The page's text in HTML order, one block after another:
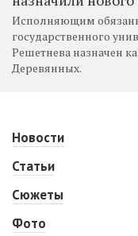
Исполняющим
государственного
Решетнева назначен
Деревянных.
Новости
Статьи
Сюжеты
Фото